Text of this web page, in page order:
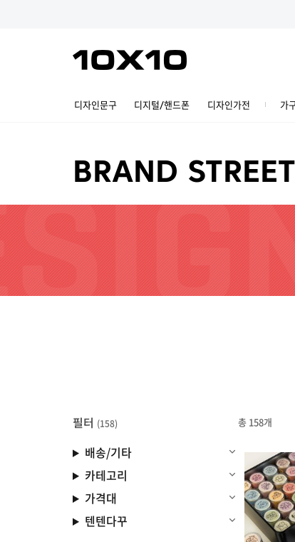
디자인문구 디지털/핸드폰 디자인가전 가
BRAND STREET
필터 (158)
배송/기타
카테고리
가격대
텐텐다꾸
총 158개